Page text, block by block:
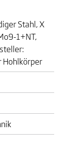
Stahl, X
1+NT,
Hohlkörper